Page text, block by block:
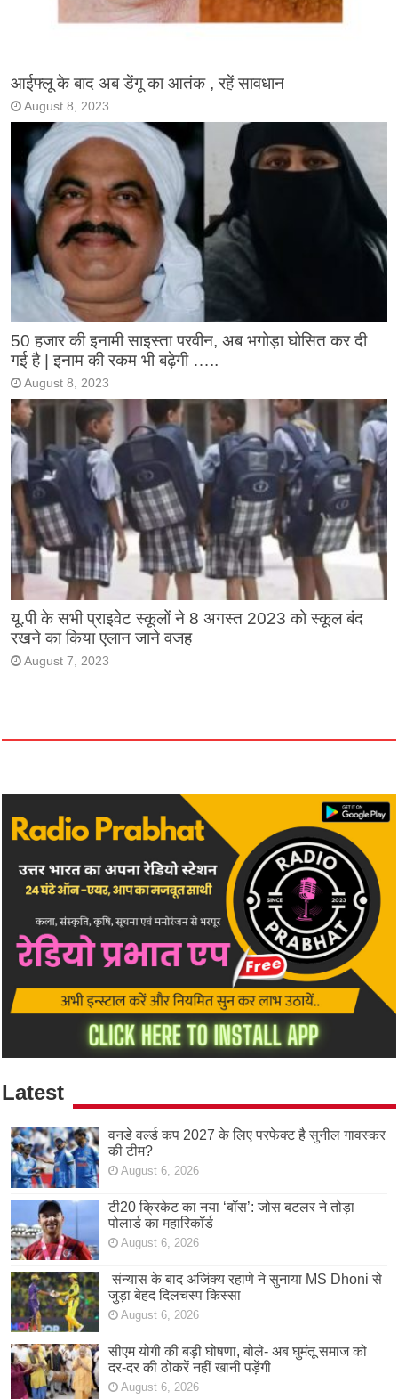
आईफ्लू के बाद अब डेंगू का आतंक , रहें सावधान
August 8, 2023
50 हजार की इनामी साइस्ता परवीन, अब भगोड़ा घोसित कर दी
गई है | इनाम की रकम भी बढ़ेगी …..
August 8, 2023
यू.पी के सभी प्राइवेट स्कूलों ने 8 अगस्त 2023 को स्कूल बंद
रखने का किया एलान जाने वजह
August 7, 2023
Latest
वनडे वर्ल्ड कप 2027 के लिए परफेक्ट है सुनील गावस्कर
की टीम?
August 6, 2026
टी20 क्रिकेट का नया ‘बॉस’: जोस बटलर ने तोड़ा
पोलार्ड का महारिकॉर्ड
August 6, 2026
संन्यास के बाद अजिंक्‍य रहाणे ने सुनाया MS Dhoni से
जुड़ा बेहद दिलचस्प किस्सा
August 6, 2026
सीएम योगी की बड़ी घोषणा, बोले- अब घुमंतू समाज को
दर-दर की ठोकरें नहीं खानी पड़ेंगी
August 6, 2026